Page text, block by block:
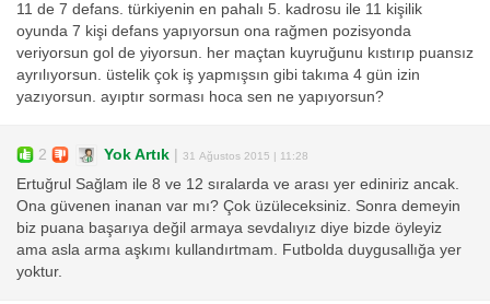
11 de 7 defans. türkiyenin en pahalı 5. kadrosu ile 11 kişilik
oyunda 7 kişi defans yapıyorsun ona rağmen pozisyonda
veriyorsun gol de yiyorsun. her maçtan kuyruğunu kıstırıp puansız
ayrılıyorsun. üstelik çok iş yapmışsın gibi takıma 4 gün izin
yazıyorsun. ayıptır sorması hoca sen ne yapıyorsun?
2 Yok Artık | 31 Ağustos 2015 | 11:28
Ertuğrul Sağlam ile 8 ve 12 sıralarda ve arası yer ediniriz ancak.
Ona güvenen inanan var mı? Çok üzüleceksiniz. Sonra demeyin
biz puana başarıya değil armaya sevdalıyız diye bizde öyleyiz
ama asla arma aşkımı kullandırtmam. Futbolda duygusallığa yer
yoktur.